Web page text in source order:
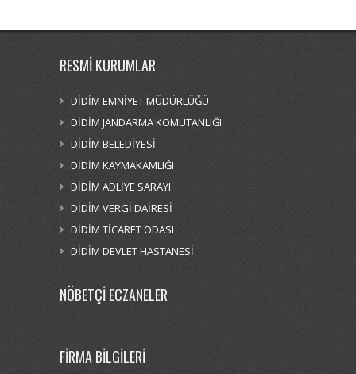
RESMİ KURUMLAR
DİDİM EMNİYET MÜDÜRLÜĞÜ
DİDİM JANDARMA KOMUTANLIĞI
DİDİM BELEDİYESİ
DİDİM KAYMAKAMLIĞI
DİDİM ADLİYE SARAYI
DİDİM VERGİ DAİRESİ
DİDİM TİCARET ODASI
DİDİM DEVLET HASTANESİ
NÖBETÇİ ECZANELER
FİRMA BİLGİLERİ